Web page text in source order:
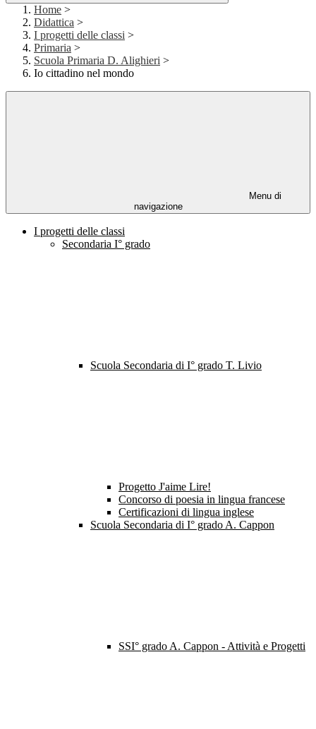
Home >
Didattica >
I progetti delle classi >
Primaria >
Scuola Primaria D. Alighieri >
Io cittadino nel mondo
Menu di
navigazione
I progetti delle classi
Secondaria I° grado
Scuola Secondaria di I° grado T. Livio
Progetto J'aime Lire!
Concorso di poesia in lingua francese
Certificazioni di lingua inglese
Scuola Secondaria di I° grado A. Cappon
SSI° grado A. Cappon - Attività e Progetti